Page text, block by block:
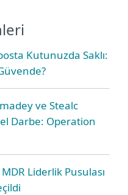
Kutunuzda Saklı:
ve Stealc
Darbe: Operation
Liderlik Pusulası